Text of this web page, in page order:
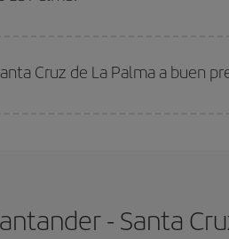
Cruz de La Palma a buen
- Santa